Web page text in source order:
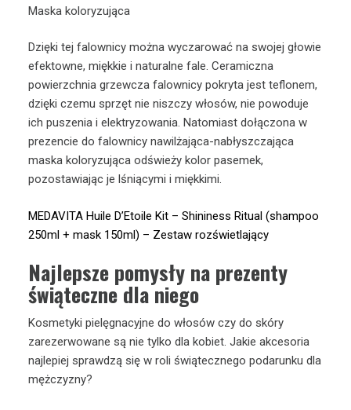
Maska koloryzująca
Dzięki tej falownicy można wyczarować na swojej głowie
efektowne, miękkie i naturalne fale. Ceramiczna
powierzchnia grzewcza falownicy pokryta jest teflonem,
dzięki czemu sprzęt nie niszczy włosów, nie powoduje
ich puszenia i elektryzowania. Natomiast dołączona w
prezencie do falownicy nawilżająca-nabłyszczająca
maska koloryzująca odświeży kolor pasemek,
pozostawiając je lśniącymi i miękkimi.
MEDAVITA Huile D’Etoile Kit – Shininess Ritual (shampoo
250ml + mask 150ml) – Zestaw rozświetlający
Najlepsze pomysły na prezenty
świąteczne dla niego
Kosmetyki pielęgnacyjne do włosów czy do skóry
zarezerwowane są nie tylko dla kobiet. Jakie akcesoria
najlepiej sprawdzą się w roli świątecznego podarunku dla
mężczyzny?